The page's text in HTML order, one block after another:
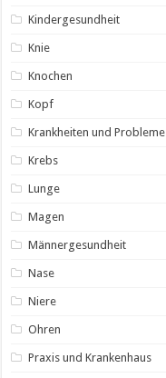
Kindergesundheit
Knie
Knochen
Kopf
Krankheiten und Probleme
Krebs
Lunge
Magen
Männergesundheit
Nase
Niere
Ohren
Praxis und Krankenhaus